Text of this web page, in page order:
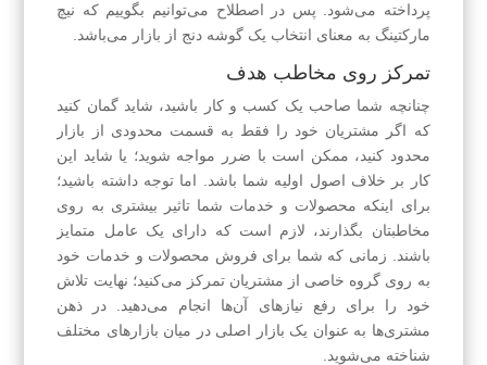
پرداخته می‌شود. پس در اصطلاح می‌توانیم بگوییم که نیچ
مارکتینگ به معنای انتخاب یک گوشه دنج از بازار می‌باشد.
تمرکز روی مخاطب هدف
چنانچه شما صاحب یک کسب و کار باشید، شاید گمان کنید
که اگر مشتریان خود را فقط به قسمت محدودی از بازار
محدود کنید، ممکن است با ضرر مواجه شوید؛ یا شاید این
کار بر خلاف اصول اولیه شما باشد. اما توجه داشته باشید؛
برای اینکه محصولات و خدمات شما تاثیر بیشتری به روی
مخاطبتان بگذارند، لازم است که دارای یک عامل متمایز
باشند. زمانی که شما برای فروش محصولات و خدمات خود
به روی گروه خاصی از مشتریان تمرکز می‌کنید؛ نهایت تلاش
خود را برای رفع نیازهای آن‌ها انجام می‌دهید. در ذهن
مشتری‌ها به عنوان یک بازار اصلی در میان بازارهای مختلف
شناخته می‌شوید.